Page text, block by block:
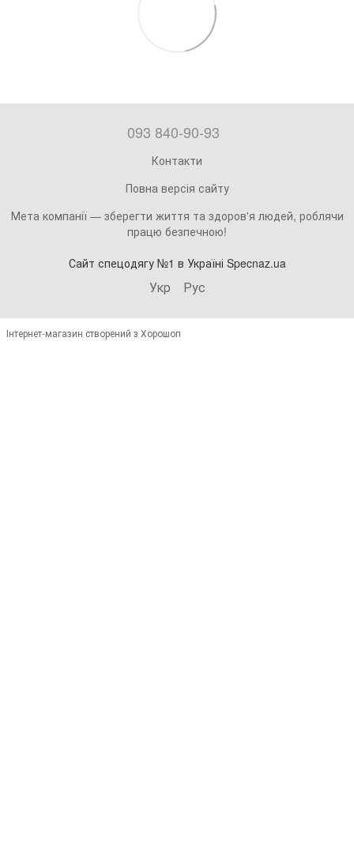
093 840-90-93
Контакти
Повна версія сайту
Мета компанії — зберегти життя та здоров'я людей, роблячи
працю безпечною!
Сайт спецодягу №1 в Україні Specnaz.ua
Укр Рус
Інтернет-магазин створений з Хорошоп